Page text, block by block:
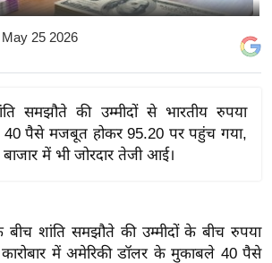
25 2026
समझौते की उम्मीदों से भारतीय रुपया
पैसे मजबूत होकर 95.20 पर पहुंच गया,
में भी जोरदार तेजी आई।
शांति समझौते की उम्मीदों के बीच रुपया
में अमेरिकी डॉलर के मुकाबले 40 पैसे